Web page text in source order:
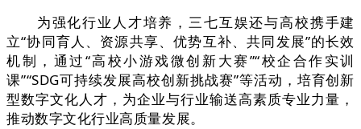
为强化行业人才培养，三七互娱还与高校携手建
立“协同育人、资源共享、优势互补、共同发展”的长效
机制，通过“高校小游戏微创新大赛”“校企合作实训
课”“SDG可持续发展高校创新挑战赛”等活动，培育创新
型数字文化人才，为企业与行业输送高素质专业力量，
推动数字文化行业高质量发展。